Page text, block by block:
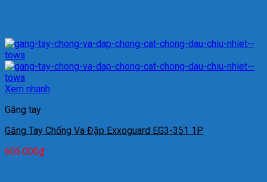
Xem nhanh
Găng tay
Găng Tay Chống Va Đập Exxoguard EG3-351 1P
605.000₫